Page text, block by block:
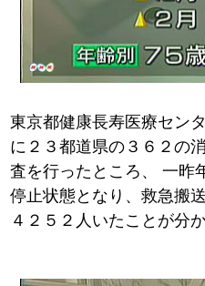
東京都健康長寿医療セン
に２３都道県の３６２の
査を行ったところ、
一昨
停止状態となり、救急搬
４２５２人いたことが分